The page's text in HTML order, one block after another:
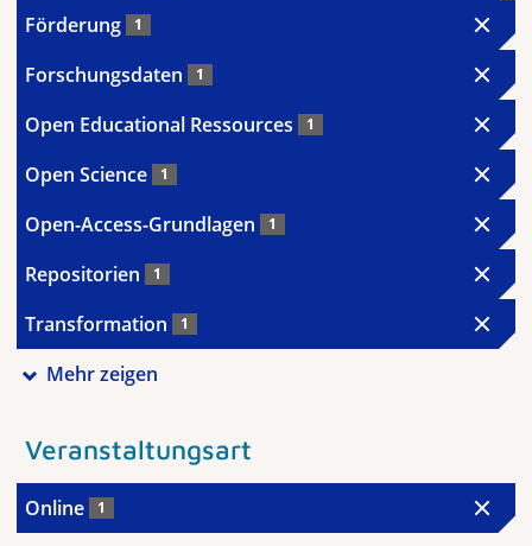
Förderung 1
Forschungsdaten 1
Open Educational Ressources 1
Open Science 1
Open-Access-Grundlagen 1
Repositorien 1
Transformation 1
Mehr zeigen
Veranstaltungsart
Online 1